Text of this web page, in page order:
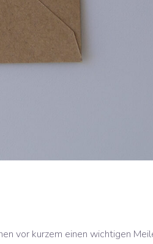
vor kurzem einen wichtigen